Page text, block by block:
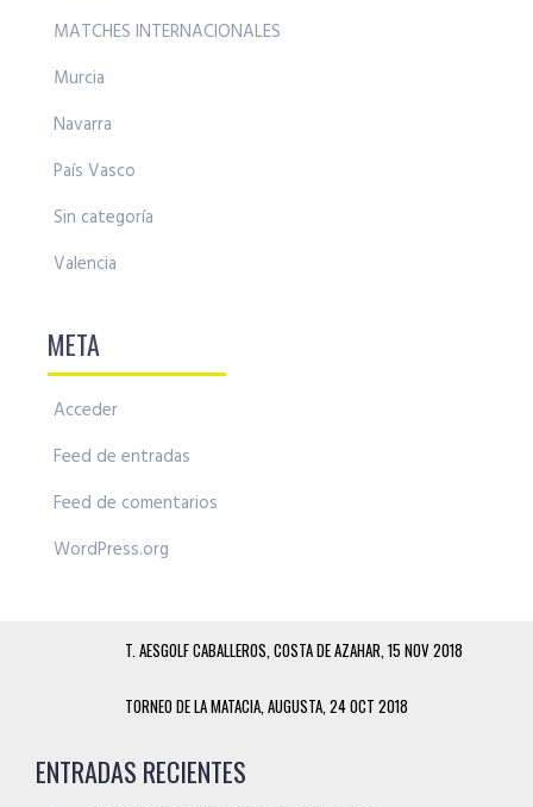
MATCHES INTERNACIONALES
Murcia
Navarra
País Vasco
Sin categoría
Valencia
META
Acceder
Feed de entradas
Feed de comentarios
WordPress.org
T. AESGOLF CABALLEROS, COSTA DE AZAHAR, 15 NOV 2018
TORNEO DE LA MATACIA, AUGUSTA, 24 OCT 2018
ENTRADAS RECIENTES